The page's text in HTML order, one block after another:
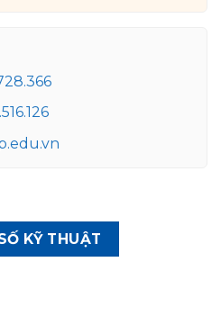
KỸ THUẬT